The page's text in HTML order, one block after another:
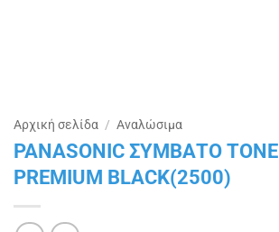
Αρχική σελίδα / Αναλώσιμα
PANASONIC ΣΥΜΒΑΤΟ
PREMIUM BLACK(2500)